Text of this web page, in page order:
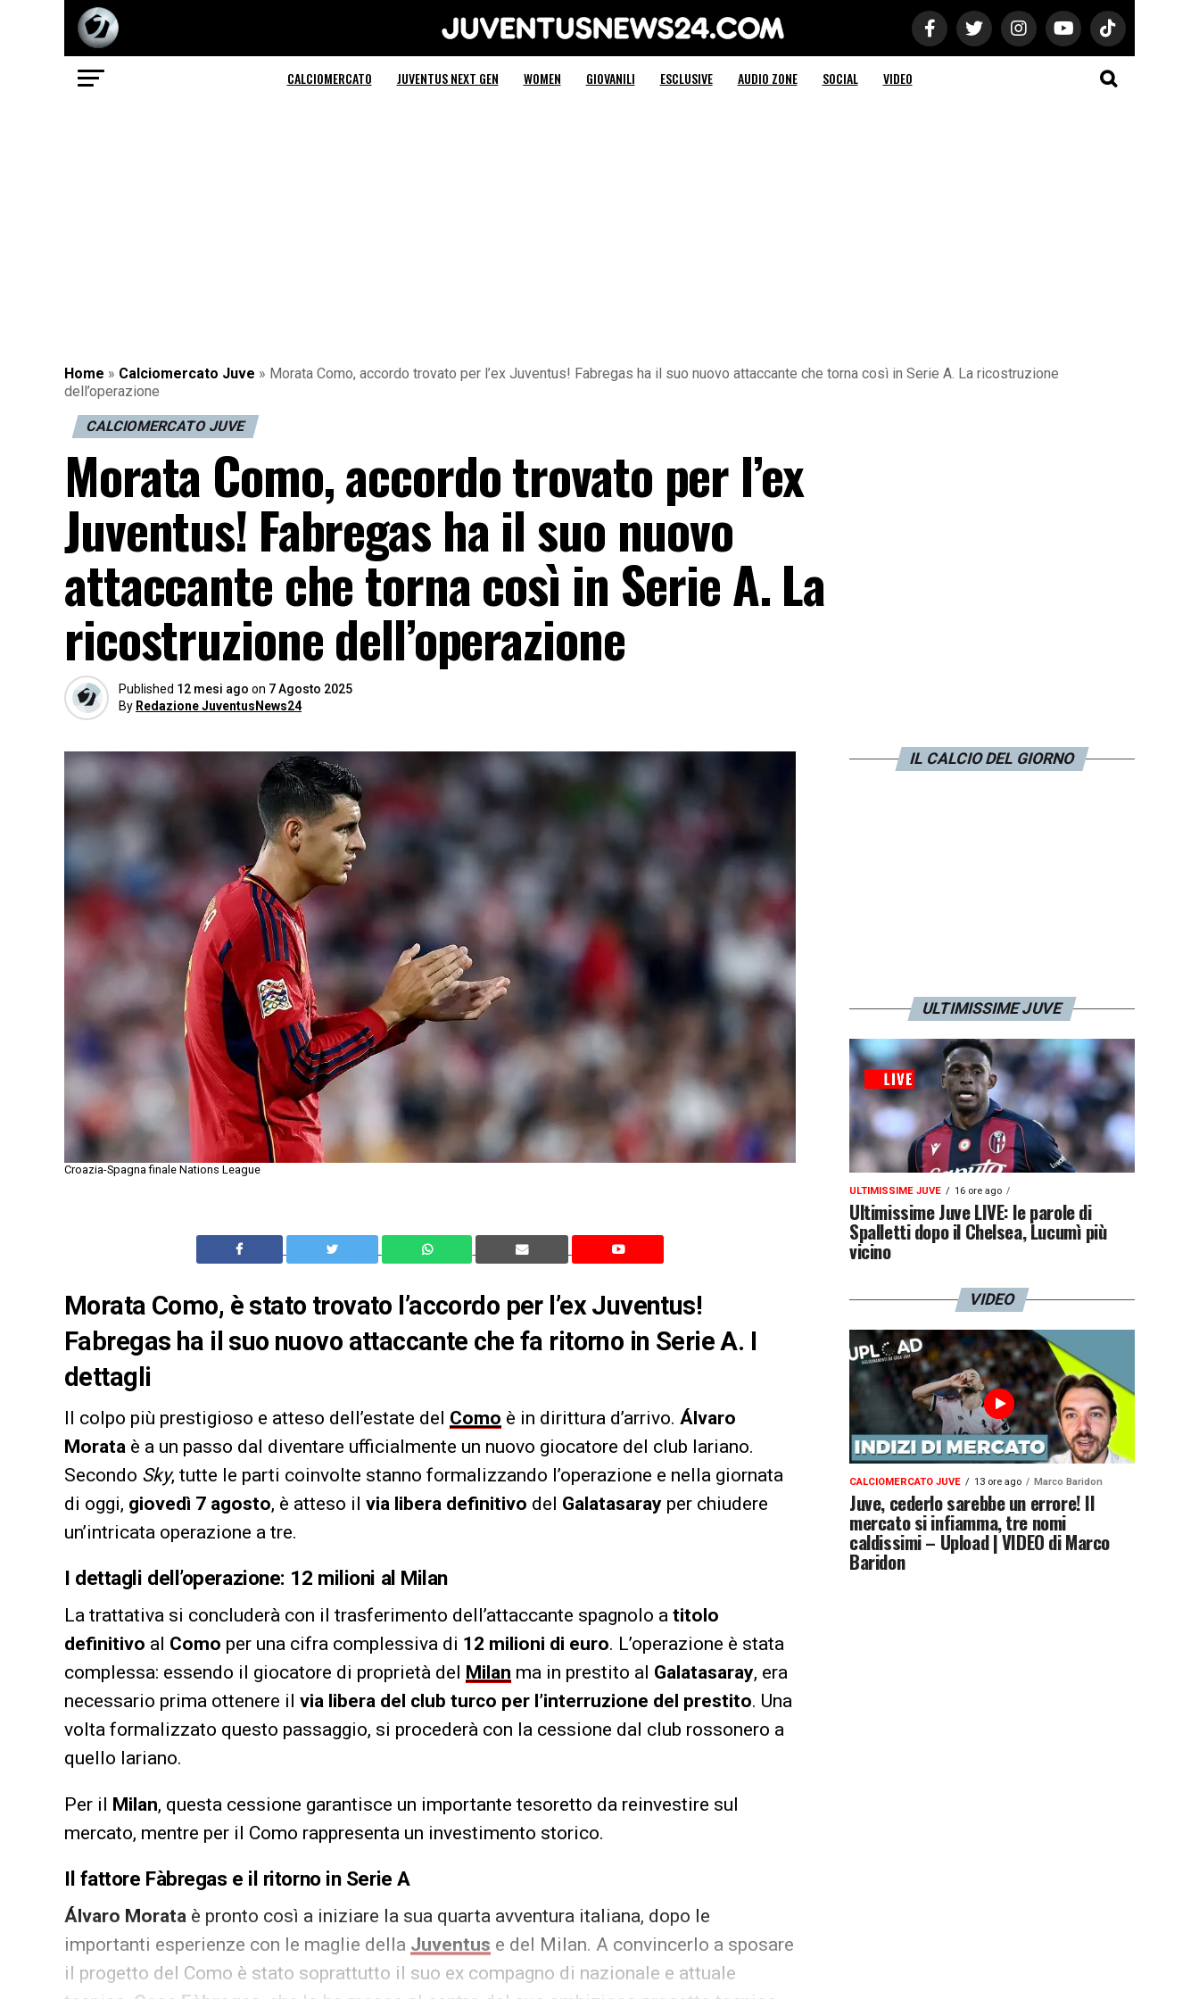
Juventus News 24
CALCIOMERCATO JUVENTUS NEXT GEN WOMEN GIOVANILI ESCLUSIVE AUDIO ZONE SOCIAL VIDEO
Home » Calciomercato Juve » Morata Como, accordo trovato per l’ex Juventus! Fabregas ha il suo nuovo attaccante che torna così in Serie A. La ricostruzione
dell’operazione
CALCIOMERCATO JUVE
Morata Como, accordo trovato per l’ex
Juventus! Fabregas ha il suo nuovo
attaccante che torna così in Serie A. La
ricostruzione dell’operazione
Published 12 mesi ago on 7 Agosto 2025
By Redazione JuventusNews24
Croazia-Spagna finale Nations League
Morata Como, è stato trovato l’accordo per l’ex Juventus!
Fabregas ha il suo nuovo attaccante che fa ritorno in Serie A. I
dettagli
Il colpo più prestigioso e atteso dell’estate del Como è in dirittura d’arrivo. Álvaro
Morata è a un passo dal diventare ufficialmente un nuovo giocatore del club lariano.
Secondo Sky, tutte le parti coinvolte stanno formalizzando l’operazione e nella giornata
di oggi, giovedì 7 agosto, è atteso il via libera definitivo del Galatasaray per chiudere
un’intricata operazione a tre.
I dettagli dell’operazione: 12 milioni al Milan
La trattativa si concluderà con il trasferimento dell’attaccante spagnolo a titolo
definitivo al Como per una cifra complessiva di 12 milioni di euro. L’operazione è stata
complessa: essendo il giocatore di proprietà del Milan ma in prestito al Galatasaray, era
necessario prima ottenere il via libera del club turco per l’interruzione del prestito. Una
volta formalizzato questo passaggio, si procederà con la cessione dal club rossonero a
quello lariano.
Per il Milan, questa cessione garantisce un importante tesoretto da reinvestire sul
mercato, mentre per il Como rappresenta un investimento storico.
Il fattore Fàbregas e il ritorno in Serie A
Álvaro Morata è pronto così a iniziare la sua quarta avventura italiana, dopo le
importanti esperienze con le maglie della Juventus e del Milan. A convincerlo a sposare
il progetto del Como è stato soprattutto il suo ex compagno di nazionale e attuale
IL CALCIO DEL GIORNO
ULTIMISSIME JUVE
ULTIMISSIME JUVE 16 ore ago
Ultimissime Juve LIVE: le parole di
Spalletti dopo il Chelsea, Lucumì più
vicino
VIDEO
CALCIOMERCATO JUVE 13 ore ago Marco Baridon
Juve, cederlo sarebbe un errore! Il
mercato si infiamma, tre nomi
caldissimi – Upload | VIDEO di Marco
Baridon